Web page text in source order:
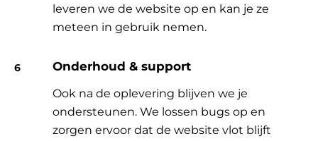
leveren we de website op en kan je ze
meteen in gebruik nemen.
Onderhoud & support
Ook na de oplevering blijven we je
ondersteunen. We lossen bugs op en
zorgen ervoor dat de website vlot blijft